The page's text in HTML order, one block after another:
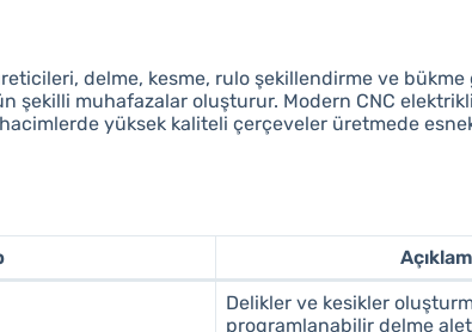
delme, kesme, rulo şekillendirme ve
şekilli muhafazalar oluşturur. Modern CNC
yüksek kaliteli çerçeveler üretmede
Delikler ve kesikler
programlanabilir delme